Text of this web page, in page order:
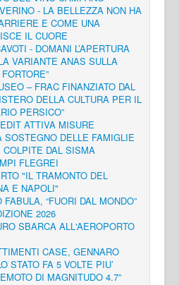
- LA BELLEZZA NON HA
E COME UNA
IL CUORE
- DOMANI L’APERTURA
VARIANTE ANAS SULLA
– FRAC FINANZIATO DAL
DELLA CULTURA PER IL
PERSICO”
ATTIVA MISURE
SOSTEGNO DELLE FAMIGLIE
DAL SISMA
FLEGREI
"IL TRAMONTO DEL
E NAPOLI"
“FUORI DAL MONDO”
2026
SBARCA ALL'AEROPORTO
CASE, GENNARO
STATO FA 5 VOLTE PIU’
DI MAGNITUDO 4.7”